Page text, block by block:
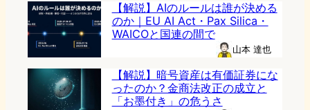
【解説】AIのルールは誰が決める
のか｜EU AI Act・Pax Silica・
WAICOと国連の間で
山本 達也
【解説】暗号資産は有価証券にな
ったのか？金商法改正の成立と
「お墨付き」の危うさ